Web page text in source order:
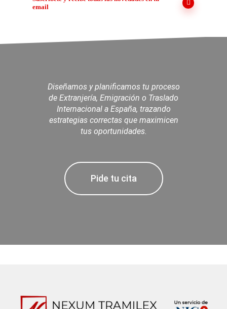
email
Diseñamos y planificamos tu proceso
de Extranjería, Emigración o Traslado
Internacional a España, trazando
estrategias correctas que maximicen
tus oportunidades.
Pide tu cita